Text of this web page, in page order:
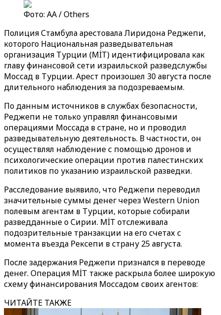
Фото: АА / Others
Полиция Стамбула арестовала Лиридона Реджепи,
которого Национальная разведывательная
организация Турции (MİT) идентифицировала как
главу финансовой сети израильской разведслужбы
Моссад в Турции. Арест произошел 30 августа после
длительного наблюдения за подозреваемым.
По данным источников в службах безопасности,
Реджепи не только управлял финансовыми
операциями Моссада в стране, но и проводил
разведывательную деятельность. В частности, он
осуществлял наблюдение с помощью дронов и
психологические операции против палестинских
политиков по указанию израильской разведки.
Расследование выявило, что Реджепи переводил
значительные суммы денег через Western Union
полевым агентам в Турции, которые собирали
разведданные о Сирии. MİT отслеживала
подозрительные транзакции на его счетах с
момента въезда Рексепи в страну 25 августа.
После задержания Реджепи признался в переводе
денег. Операция MİT также раскрыла более широкую
схему финансирования Моссадом своих агентов:
ЧИТАЙТЕ ТАКЖЕ